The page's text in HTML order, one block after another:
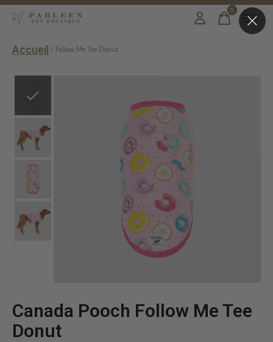
0items
Accueil / Follow Me Tee Donut
Canada Pooch Follow Me Tee
Donut